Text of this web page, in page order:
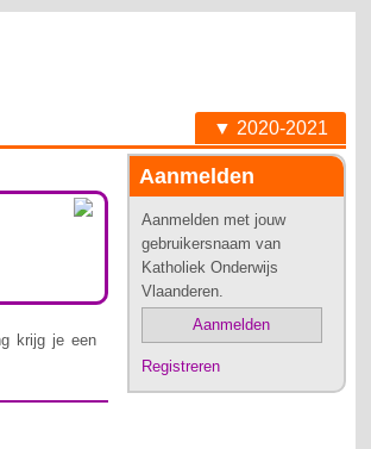
▼ 2020-2021
Aanmelden
Aanmelden met jouw
gebruikersnaam van
Katholiek Onderwijs
Vlaanderen.
Aanmelden
Registreren
krijg je een